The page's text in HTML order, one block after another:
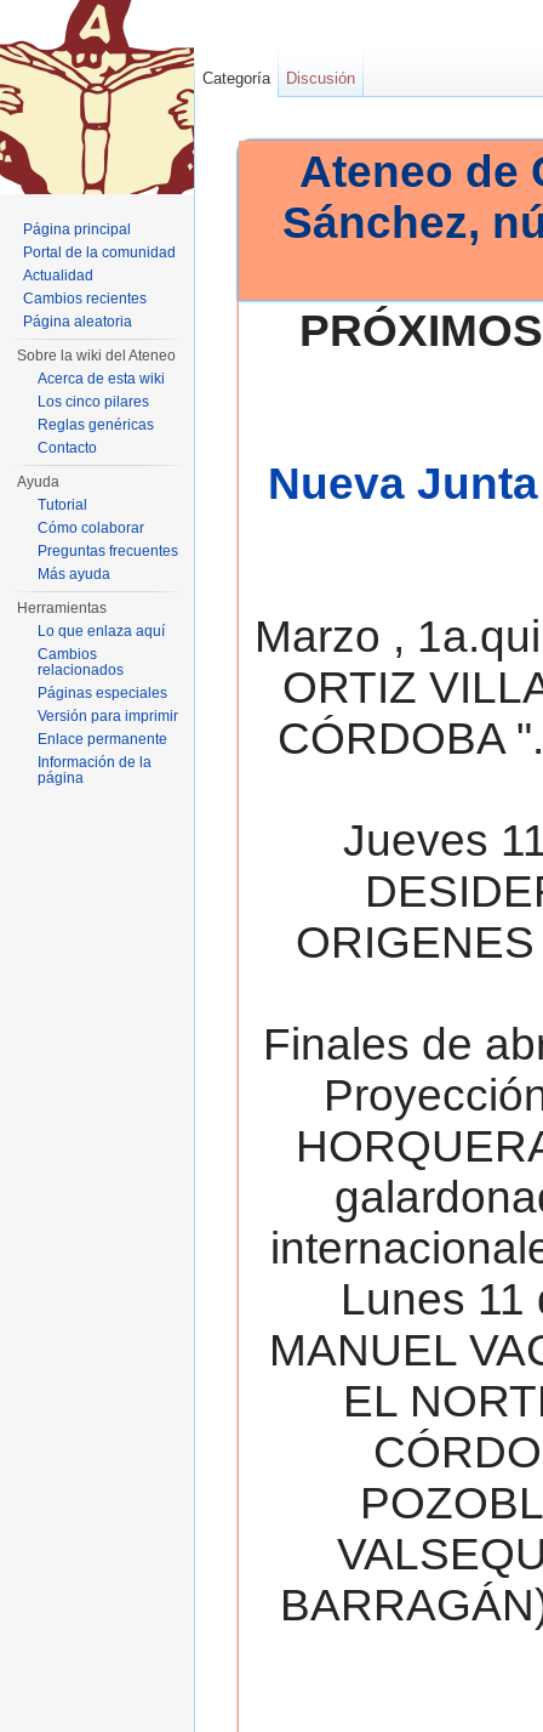
Ateneo de
Sánchez,
Nueva
Marzo ,
ORTIZ
CÓRDOBA
Jueves
Finales de
Lunes 11
MANUEL
EL
Categoría Discusión
Página principal
Portal de la comunidad
Actualidad
Cambios recientes
Página aleatoria
Sobre la wiki del Ateneo
Acerca de esta wiki
Los cinco pilares
Reglas genéricas
Contacto
Ayuda
Tutorial
Cómo colaborar
Preguntas frecuentes
Más ayuda
Herramientas
Lo que enlaza aquí
Cambios
relacionados
Páginas especiales
Versión para imprimir
Enlace permanente
Información de la
página